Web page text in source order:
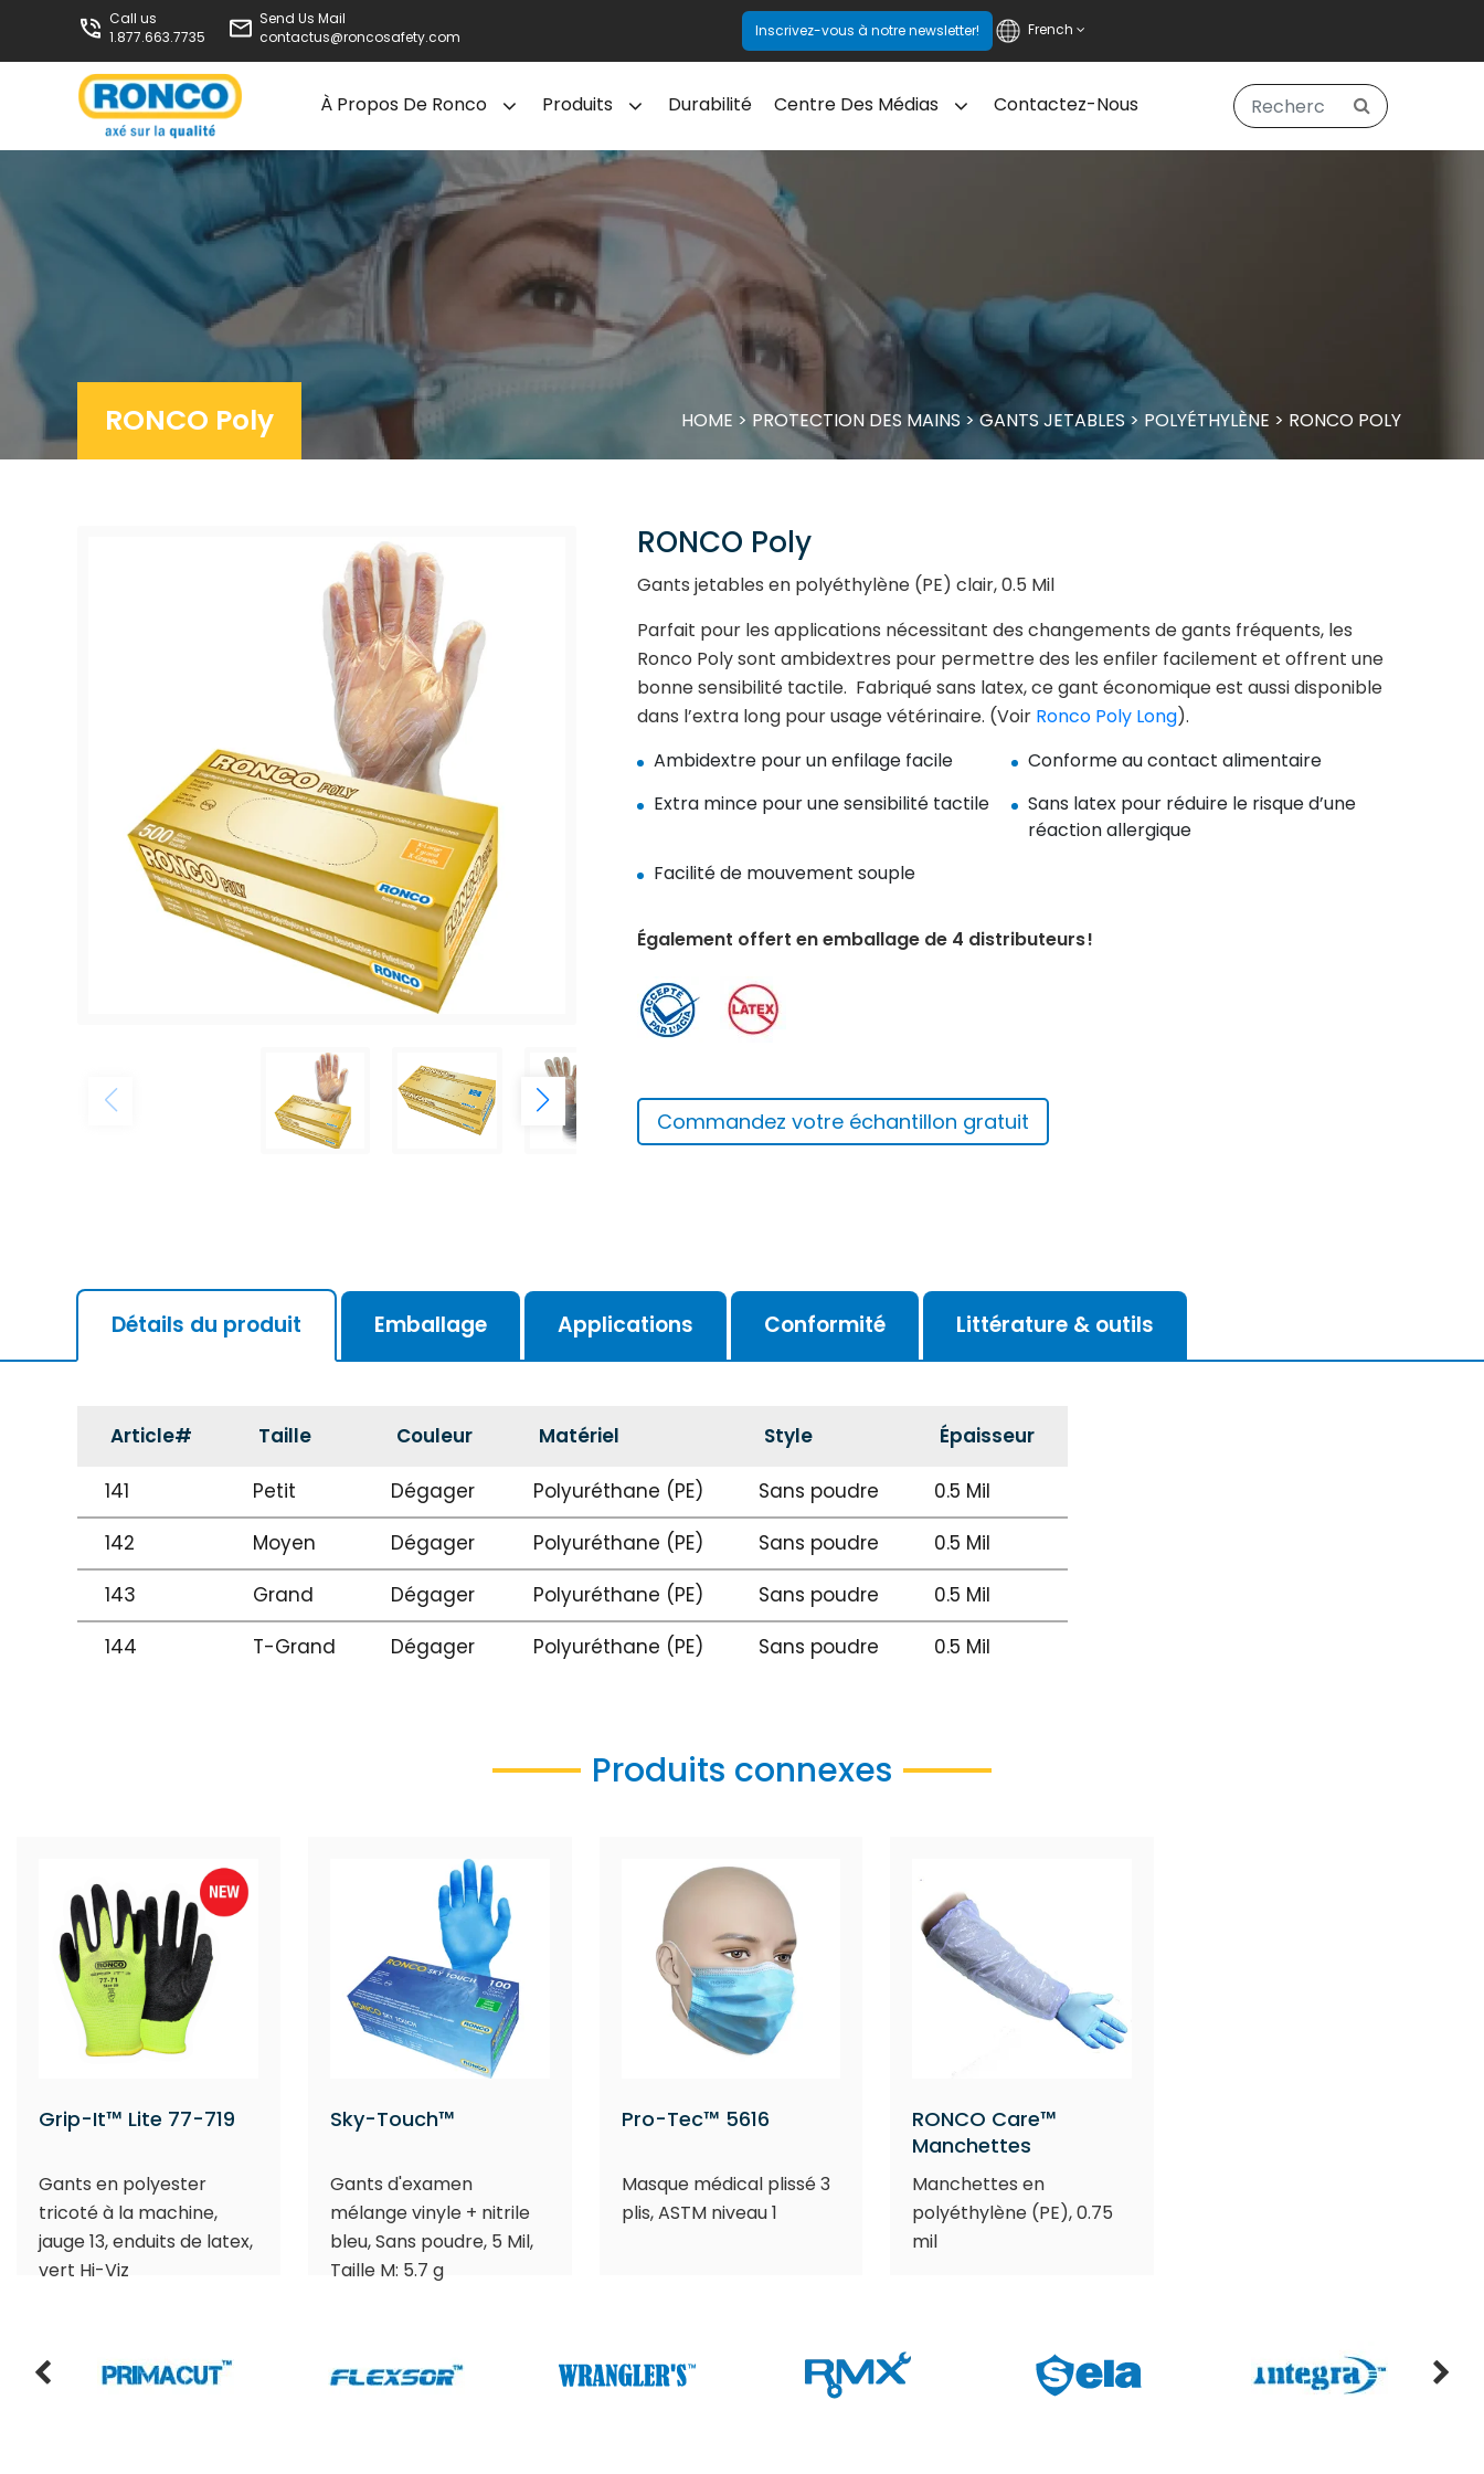
Call us
1.877.663.7735
Send Us Mail
contactus@roncosafety.com
Inscrivez-vous à notre newsletter! French
À Propos De Ronco Produits Durabilité Centre Des Médias Contactez-Nous
RONCO Poly HOME > PROTECTION DES MAINS >GANTS JETABLES> POLYÉTHYLÈNE > RONCO POLY
RONCO Poly
Gants jetables en polyéthylène (PE) clair, 0.5 Mil
Parfait pour les applications nécessitant des changements de gants fréquents, les
Ronco Poly sont ambidextres pour permettre des les enfiler facilement et offrent une
bonne sensibilité tactile. Fabriqué sans latex, ce gant économique est aussi disponible
dans l’extra long pour usage vétérinaire. (Voir Ronco Poly Long).
Ambidextre pour un enfilage facile
Conforme au contact alimentaire
Extra mince pour une sensibilité tactile
Sans latex pour réduire le risque d’une
réaction allergique
Facilité de mouvement souple
Également offert en emballage de 4 distributeurs !
Commandez votre échantillon gratuit
Détails du produit Emballage Applications Conformité Littérature & outils
Article# Taille Couleur Matériel Style Épaisseur
141 Petit Dégager Polyuréthane (PE) Sans poudre
0.5 Mil
142
Moyen Dégager Polyuréthane (PE) Sans poudre
0.5 Mil
143
Grand Dégager Polyuréthane (PE) Sans poudre
0.5 Mil
144
T-Grand Dégager Polyuréthane (PE) Sans poudre 0.5 Mil
Produits connexes
Grip-It™ Lite 77-719
Gants en polyester
tricoté à la machine,
jauge 13, enduits de latex,
vert Hi-Viz
Sky-Touch™
Gants d'examen
mélange vinyle + nitrile
bleu, Sans poudre, 5 Mil,
Taille M: 5.7 g
Pro-Tec™ 5616
Masque médical plissé 3
plis, ASTM niveau 1
RONCO Care™
Manchettes
Manchettes en
polyéthylène (PE), 0.75
mil